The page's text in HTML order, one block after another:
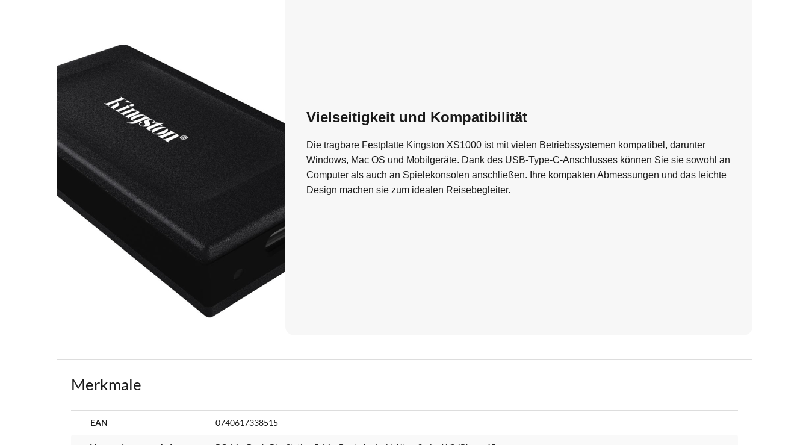
Vielseitigkeit und Kompatibilität
Die tragbare Festplatte Kingston XS1000 ist mit vielen Betriebssystemen kompatibel, darunter
Windows, Mac OS und Mobilgeräte. Dank des USB-Type-C-Anschlusses können Sie sie sowohl an
Computer als auch an Spielekonsolen anschließen. Ihre kompakten Abmessungen und das leichte
Design machen sie zum idealen Reisebegleiter.
Merkmale
EAN 0740617338515